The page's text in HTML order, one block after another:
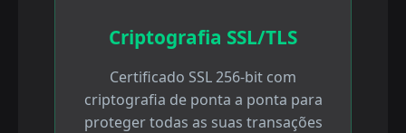
Criptografia SSL/TLS
Certificado SSL 256-bit com
criptografia de ponta a ponta para
proteger todas as suas transações